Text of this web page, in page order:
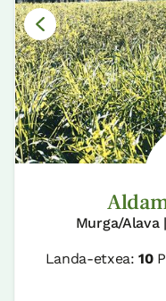
Murga/Alava
Landa-etxea:10